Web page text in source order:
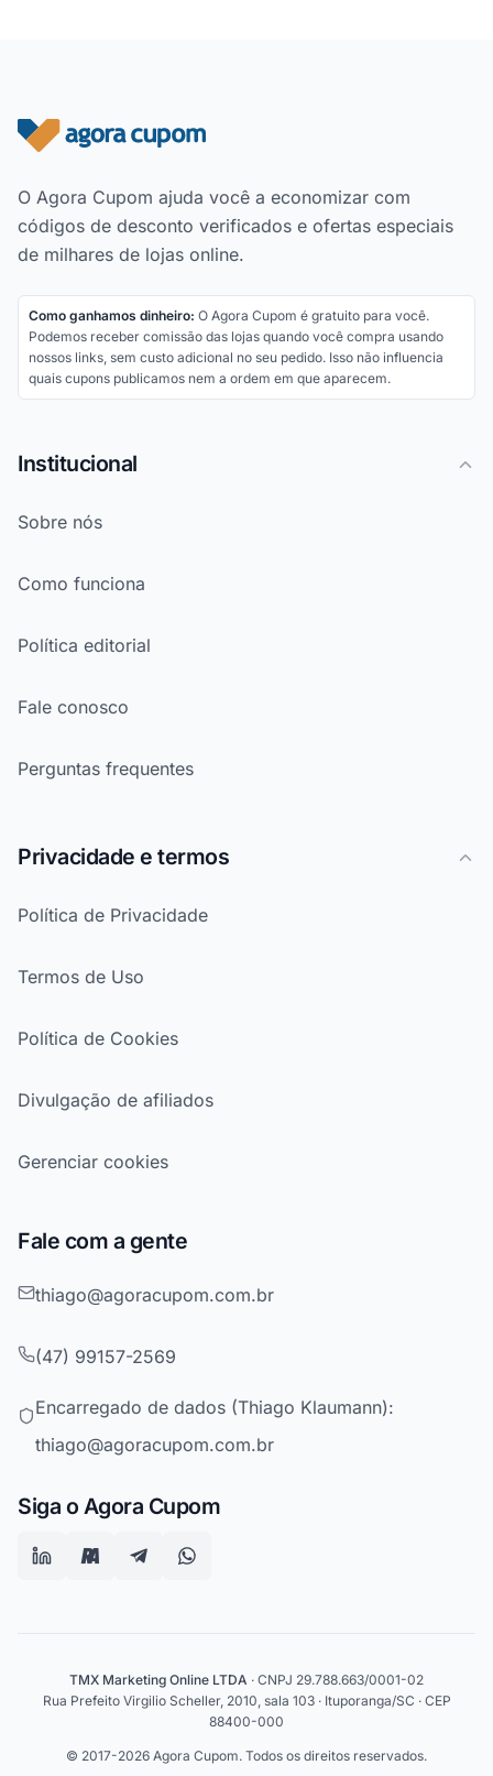
Rodapé do site
O Agora Cupom ajuda você a economizar com
códigos de desconto verificados e ofertas especiais
de milhares de lojas online.
Como ganhamos dinheiro: O Agora Cupom é gratuito para você.
Podemos receber comissão das lojas quando você compra usando
nossos links, sem custo adicional no seu pedido. Isso não influencia
quais cupons publicamos nem a ordem em que aparecem.
Institucional
Sobre nós
Como funciona
Política editorial
Fale conosco
Perguntas frequentes
Privacidade e termos
Política de Privacidade
Termos de Uso
Política de Cookies
Divulgação de afiliados
Gerenciar cookies
Fale com a gente
thiago@agoracupom.com.br
(47) 99157-2569
Encarregado de dados (Thiago Klaumann):
thiago@agoracupom.com.br
Siga o Agora Cupom
TMX Marketing Online LTDA · CNPJ 29.788.663/0001-02
Rua Prefeito Virgilio Scheller, 2010, sala 103 · Ituporanga/SC · CEP
88400-000
© 2017-2026 Agora Cupom. Todos os direitos reservados.